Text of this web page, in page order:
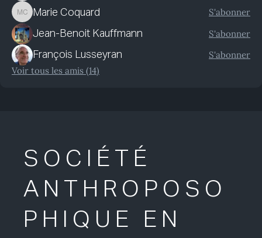
Marie Coquard
Marie Coquard S'abonner
Jean-Benoit Kauffmann S'abonner
François Lusseyran
S'abonner
Voir tous les amis (14)
SOCIÉTÉ
ANTHROPOSO
PHIQUE EN